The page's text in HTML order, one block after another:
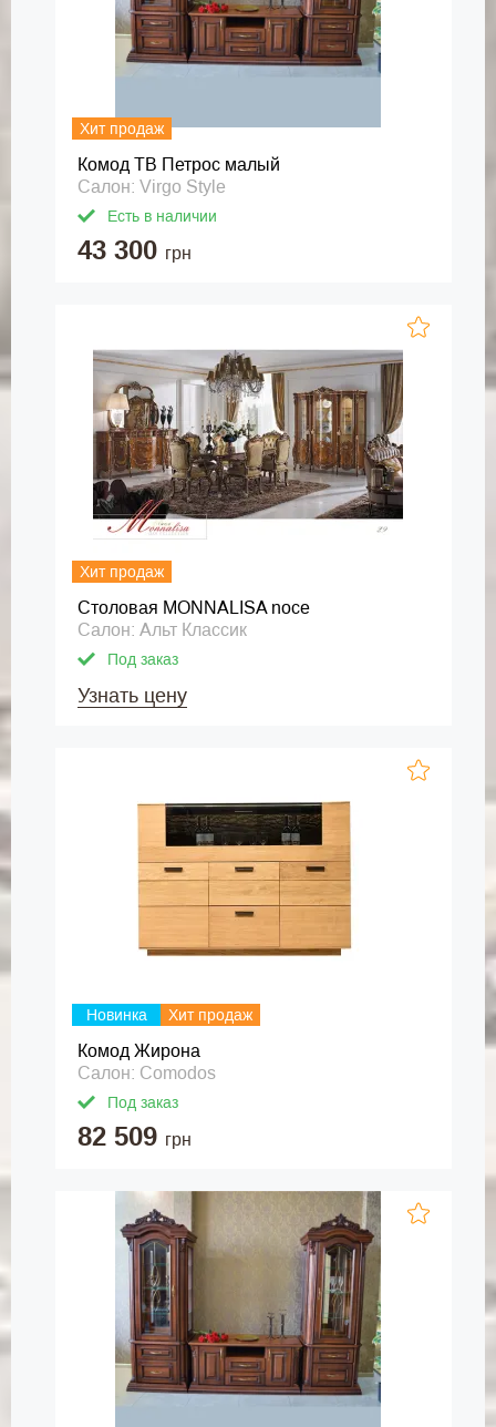
Хит продаж
Комод ТВ Петрос малый
Салон: Virgo Style
Есть в наличии
43 300 грн
Хит продаж
Столовая MONNALISA noce
Салон: Альт Классик
Под заказ
Узнать цену
Новинка Хит продаж
Комод Жирона
Салон: Comodos
Под заказ
82 509 грн